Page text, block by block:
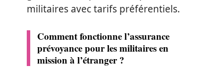
militaires avec tarifs préférentiels.
Comment fonctionne l’assurance
prévoyance pour les militaires en
mission à l’étranger ?